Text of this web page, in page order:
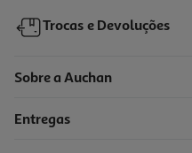
Trocas e Devoluções
Sobre a Auchan
Entregas